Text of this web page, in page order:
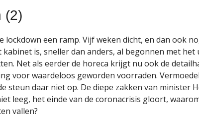
(2)
lockdown een ramp. Vijf weken dicht, en dan ook
kabinet is, sneller dan anders, al begonnen met het
Net als eerder de horeca krijgt nu ook de
voor waardeloos geworden voorraden.
steun daar niet op. De diepe zakken van minister
leeg, het einde van de coronacrisis gloort,
vallen?